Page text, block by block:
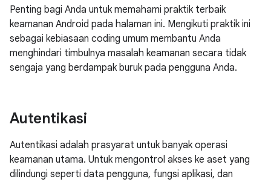
Penting bagi Anda untuk memahami praktik terbaik
keamanan Android pada halaman ini. Mengikuti praktik ini
sebagai kebiasaan coding umum membantu Anda
menghindari timbulnya masalah keamanan secara tidak
sengaja yang berdampak buruk pada pengguna Anda.
Autentikasi
Autentikasi adalah prasyarat untuk banyak operasi
keamanan utama. Untuk mengontrol akses ke aset yang
dilindungi seperti data pengguna, fungsi aplikasi, dan